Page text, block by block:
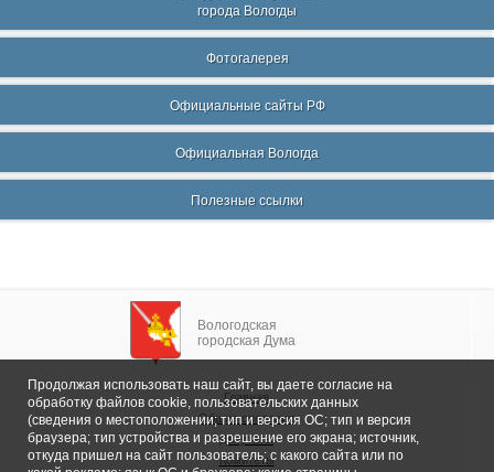
города Вологды
Фотогалерея
Официальные сайты РФ
Официальная Вологда
Полезные ссылки
Вологодская
городская Дума
Главная
Общие сведения
Депутаты
Комитеты
Продолжая использовать наш сайт, вы даете согласие на
обработку файлов cookie, пользовательских данных
(сведения о местоположении; тип и версия ОС; тип и версия
браузера; тип устройства и разрешение его экрана; источник,
откуда пришел на сайт пользователь; с какого сайта или по